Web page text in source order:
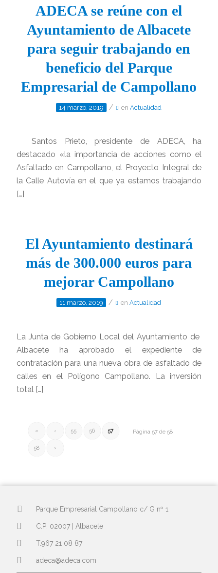
ADECA se reúne con el
Ayuntamiento de Albacete
para seguir trabajando en
beneficio del Parque
Empresarial de Campollano
14 marzo, 2019 / enActualidad
Santos Prieto, presidente de ADECA, ha
destacado «la importancia de acciones como el
Asfaltado en Campollano, el Proyecto Integral de
la Calle Autovía en el que ya estamos trabajando
[…]
El Ayuntamiento destinará
más de 300.000 euros para
mejorar Campollano
11 marzo, 2019 / enActualidad
La Junta de Gobierno Local del Ayuntamiento de
Albacete ha aprobado el expediente de
contratación para una nueva obra de asfaltado de
calles en el Polígono Campollano. La inversión
total […]
Página 57 de 58
« ‹ 55 56 57
58 ›
Parque Empresarial Campollano c/ G nº 1
C.P: 02007 | Albacete
T.967 21 08 87
adeca@adeca.com